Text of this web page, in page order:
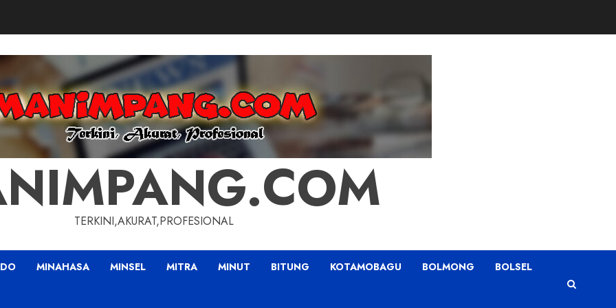
TERKINI,AKURAT,PROFESIONAL
MINAHASA MINSEL MITRA MINUT BITUNG KOTAMOBAGU BOLMONG BOLSEL